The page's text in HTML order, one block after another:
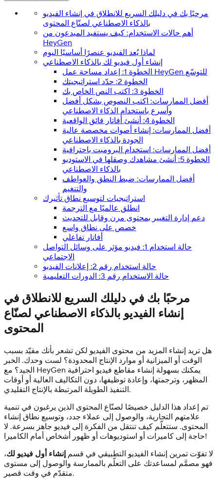
مرحبًا بك في دليلك السريع للانطلاق في إنشاء الفيديو
بالذكاء الاصطناعي لصنّاع المحتوى
أهم حالات الاستخدام: كيف يستفيد المبدعون من
HeyGen
لماذا يُعد الفيديو عنصرًا أساسيًا اليوم
إنشاء أول فيديو لك بالذكاء الاصطناعي
الخطوة 1: إعداد مساحة عمل HeyGen للتوسّع
الخطوة 2: حدّد استراتيجيتك
الخطوة 3: اكتب النص الخاص بك
أفضل الممارسات: اكتب النصوص بشكل أفضل
وأسرع باستخدام الذكاء الاصطناعي
الخطوة 4: أنشئ أفاتار فائق الواقعية
أفضل الممارسات: إنشاء أصوات مخصصة عالية
الجودة بالذكاء الاصطناعي
أفضل الممارسات: استخدام البرومبت باحترافية
الخطوة 5: أنشئ مشاهدك وصقلها في الاستوديو
بالذكاء الاصطناعي
أفضل الممارسات: ضبط النطق والعواطف
والتنغيم
استراتيجيات لتوسيع نطاق تأثيرك
انطلق عالميًا مع الترجمة
دعم إدارة التغيير بمحتوى مرن وقابل للتحديث
خصص على نطاق واسع
أفاتار تفاعلي
حالة استخدام 1: فيديو مؤثر على وسائل التواصل
الاجتماعي
حالة استخدام رقم 2: إعلانات الفيديو
حالة الاستخدام رقم 3: الدورات التعليمية
مرحبًا بك في دليلك السريع للانطلاق في
إنشاء الفيديو بالذكاء الاصطناعي لصنّاع
المحتوى
هل تريد إنشاء المزيد من محتوى الفيديو لكن تشعر بأنك مقيّد بسبب
الوقت أو الميزانية أو موارد الإنتاج المحدودة؟ لست وحدك. الخبر
الجيد؟ مع HeyGen يمكنك بسهولة إنشاء مقاطع فيديو احترافية
المظهر، وترجمتها، وإعادة توظيفها، دون التكاليف العالية أو أوقات
التنفيذ الطويلة المرتبطة بالإنتاج التقليدي.
تم إعداد هذا الدليل خصيصًا لصنّاع المحتوى الذين يرغبون في تنمية
علامتهم التجارية، والوصول إلى عملاء جدد، وتوسيع نطاق إنشاء
المحتوى. ستتعلّم كيف تنتقل من الفكرة إلى فيديو جاهز بسرعة. لا
حاجة إلى كاميرات أو استوديوهات أو ظهور أشخاص أمام الكاميرا!
لا تفوّت تمرين إنشاء الفيديو التطبيقي في قسم إنشاء أول فيديو لك،
فهو مصمَّم لمساعدتك على التعلّم بالممارسة والوصول إلى مستوى
متقدّم في وقت قصير.